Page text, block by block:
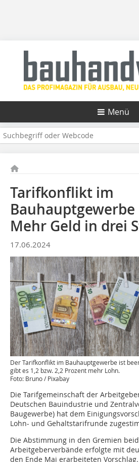
Menü
Tarifkonflikt im
Mehr Geld in drei
17.06.2024
Der Tarifkonflikt im Bauhauptgewerbe ist
gibt es 1,2 bzw. 2,2 Prozent mehr Lohn.
Foto: Bruno / Pixabay
Die Tarifgemeinschaft der
Deutschen Bauindustrie und
Baugewerbe) hat dem
Lohn- und Gehaltstarifrunde
Die Abstimmung in den Gremien
Arbeitgeberverbände erfolgte mit
den Ende Mai erarbeiteten